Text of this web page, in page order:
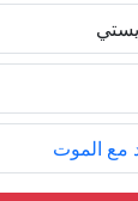
مع الموت